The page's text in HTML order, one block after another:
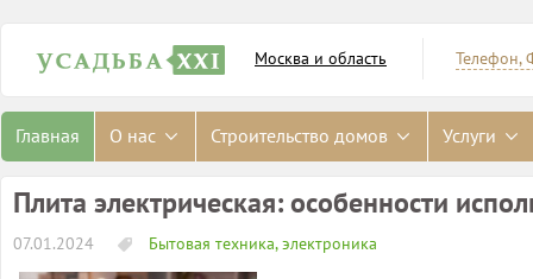
Телефон,
Москва и область
Главная О нас Строительство домов Услуги
Плита электрическая: особенности
07.01.2024 Бытовая техника, электроника